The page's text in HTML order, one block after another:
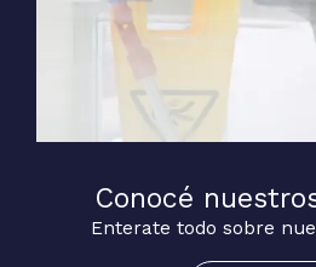
Conocé
Enterate todo sobre